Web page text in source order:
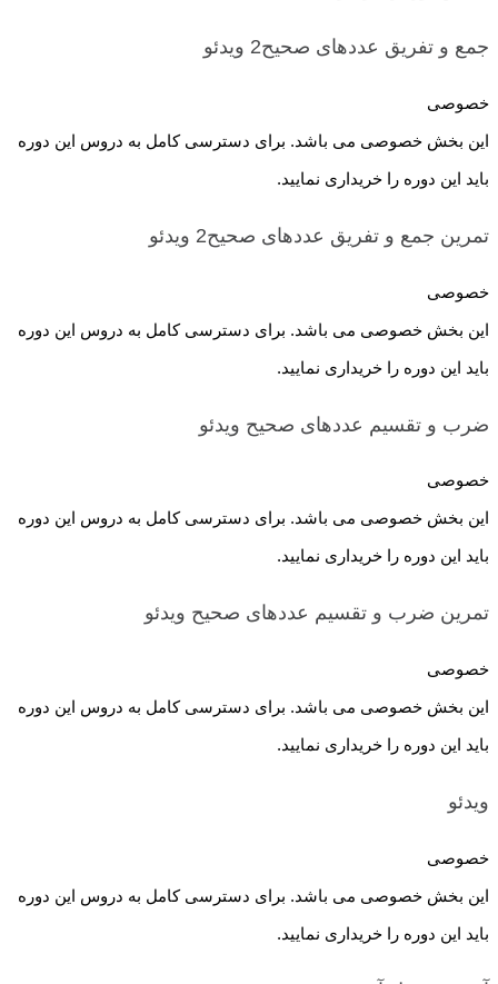
جمع و تفریق عددهای صحیح2 ویدئو
خصوصی
این بخش خصوصی می باشد. برای دسترسی کامل به دروس این دوره
باید این دوره را خریداری نمایید.
تمرین جمع و تفریق عددهای صحیح2 ویدئو
خصوصی
این بخش خصوصی می باشد. برای دسترسی کامل به دروس این دوره
باید این دوره را خریداری نمایید.
ضرب و تقسیم عددهای صحیح ویدئو
خصوصی
این بخش خصوصی می باشد. برای دسترسی کامل به دروس این دوره
باید این دوره را خریداری نمایید.
تمرین ضرب و تقسیم عددهای صحیح ویدئو
خصوصی
این بخش خصوصی می باشد. برای دسترسی کامل به دروس این دوره
باید این دوره را خریداری نمایید.
ویدئو
خصوصی
این بخش خصوصی می باشد. برای دسترسی کامل به دروس این دوره
باید این دوره را خریداری نمایید.